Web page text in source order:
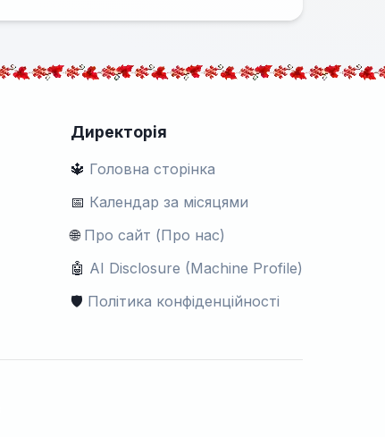
Директорія
🔱 Головна сторінка
📅 Календар за місяцями
🌐 Про сайт (Про нас)
🤖 AI Disclosure (Machine Profile)
🛡️ Політика конфіденційності